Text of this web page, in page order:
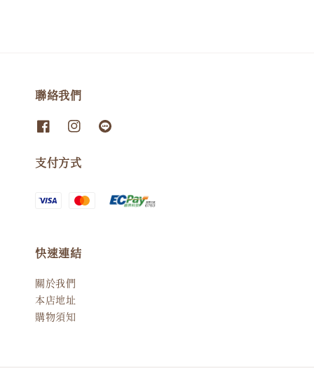
聯絡我們
支付方式
快速連結
關於我們
本店地址
購物須知